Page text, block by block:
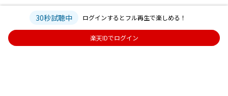
30秒試聴中 ログインするとフル再生で楽しめる！
楽天IDでログイン